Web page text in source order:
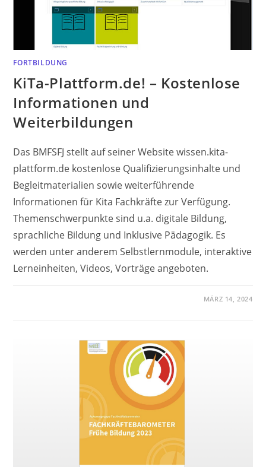
FORTBILDUNG
KiTa-Plattform.de! – Kostenlose
Informationen und
Weiterbildungen
Das BMFSFJ stellt auf seiner Website wissen.kita-
plattform.de kostenlose Qualifizierungsinhalte und
Begleitmaterialien sowie weiterführende
Informationen für Kita Fachkräfte zur Verfügung.
Themenschwerpunkte sind u.a. digitale Bildung,
sprachliche Bildung und Inklusive Pädagogik. Es
werden unter anderem Selbstlernmodule, interaktive
Lerneinheiten, Videos, Vorträge angeboten.
MÄRZ 14, 2024